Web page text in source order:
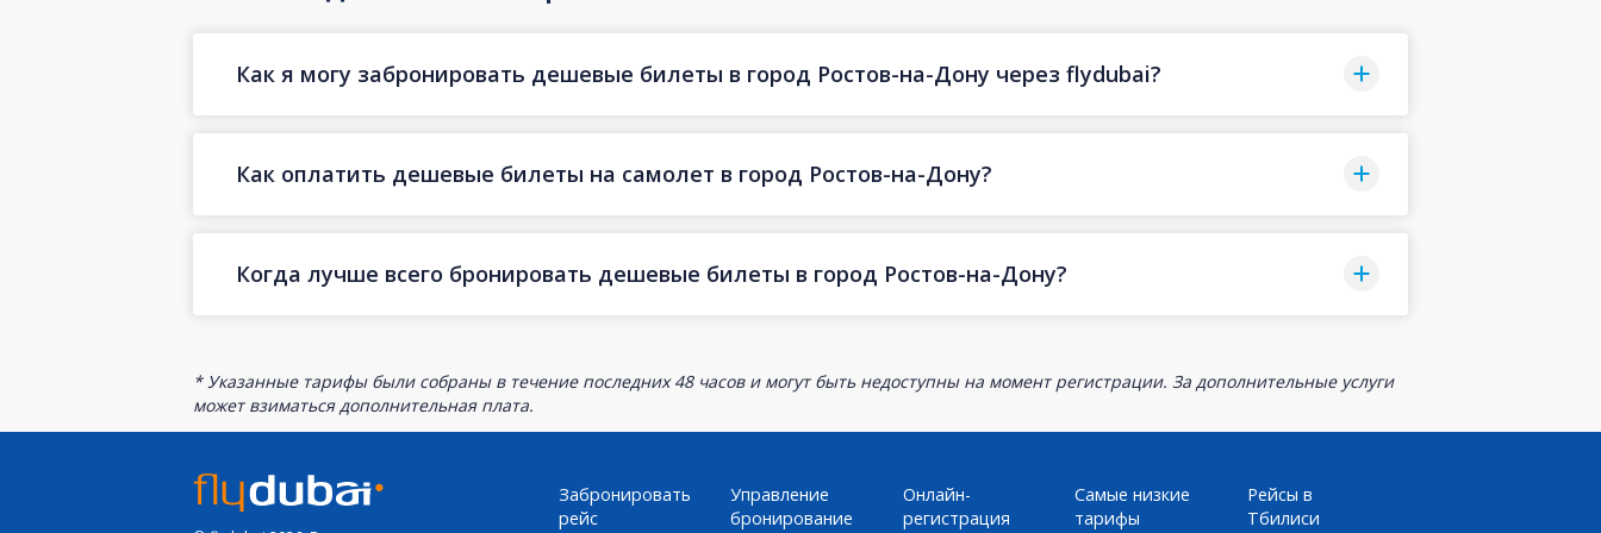
Как я могу забронировать дешевые билеты в город Ростов-на-Дону через flydubai?
Как оплатить дешевые билеты на самолет в город Ростов-на-Дону?
Когда лучше всего бронировать дешевые билеты в город Ростов-на-Дону?
* Указанные тарифы были собраны в течение последних 48 часов и могут быть недоступны на момент регистрации. За дополнительные услуги
может взиматься дополнительная плата.
Забронировать
рейс
Управление
бронирование
Онлайн-
регистрация
Самые низкие
тарифы
Рейсы в
Тбилиси